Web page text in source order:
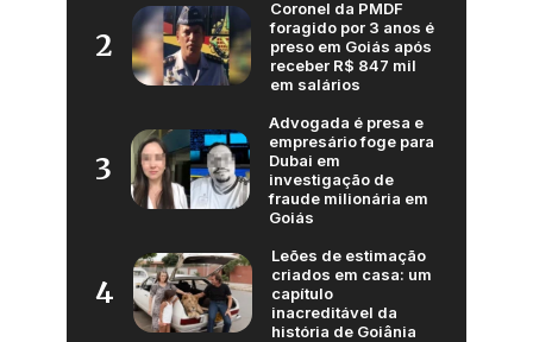
2
Coronel da PMDF
foragido por 3 anos é
preso em Goiás após
receber R$ 847 mil
em salários
3
Advogada é presa e
empresário foge para
Dubai em
investigação de
fraude milionária em
Goiás
4
Leões de estimação
criados em casa: um
capítulo
inacreditável da
história de Goiânia